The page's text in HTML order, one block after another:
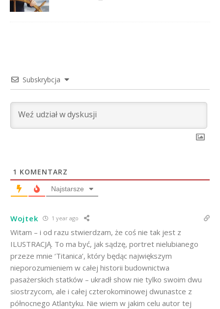
Subskrybcja
1 KOMENTARZ
Najstarsze
Wojtek 1 year ago
Witam – i od razu stwierdzam, że coś nie tak jest z
ILUSTRACJĄ. To ma być, jak sądzę, portret nielubianego
przeze mnie ‘Titanica’, który będąc największym
nieporozumieniem w całej historii budownictwa
pasażerskich statków – ukradł show nie tylko swoim dwu
siostrzycom, ale i całej czterokominowej dwunastce z
północnego Atlantyku. Nie wiem w jakim celu autor tej